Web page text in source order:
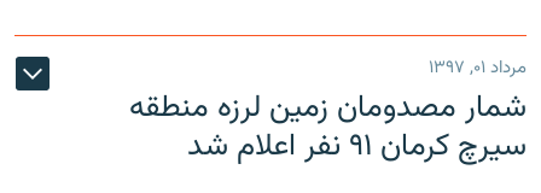
مرداد ۰۱, ۱۳۹۷
شمار مصدومان زمین لرزه منطقه
سیرچ کرمان ۹۱ نفر اعلام شد